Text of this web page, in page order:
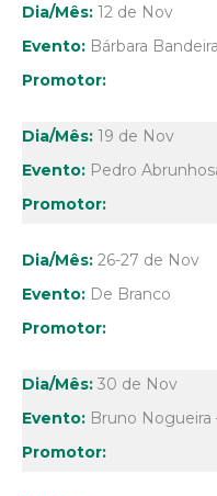
12 de Nov
Bárbara Bandeira
19 de Nov
Pedro
26-27 de Nov
De Branco
30 de Nov
Bruno